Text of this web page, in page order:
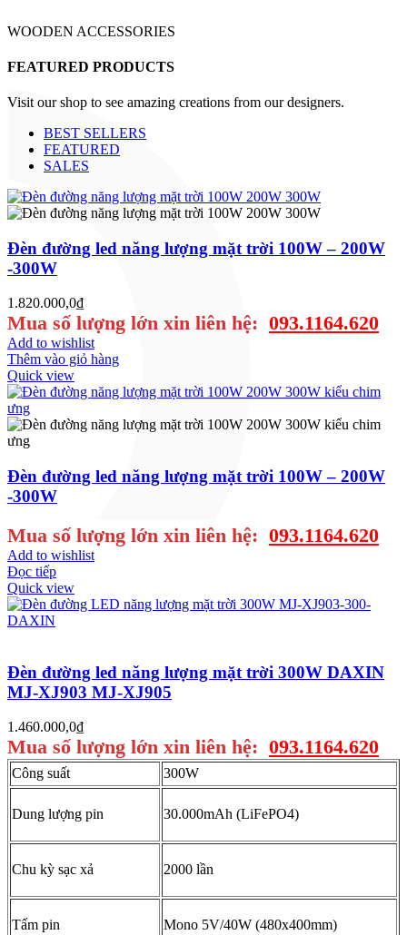
WOODEN ACCESSORIES
FEATURED PRODUCTS
Visit our shop to see amazing creations from our designers.
BEST SELLERS
FEATURED
SALES
Đèn đường led năng lượng mặt trời 100W – 200W
-300W
1.820.000,0₫
Mua số lượng lớn xin liên hệ: 093.1164.620
Add to wishlist
Thêm vào giỏ hàng
Quick view
Đèn đường led năng lượng mặt trời 100W – 200W
-300W
Mua số lượng lớn xin liên hệ: 093.1164.620
Add to wishlist
Đọc tiếp
Quick view
Đèn đường led năng lượng mặt trời 300W DAXIN
MJ-XJ903 MJ-XJ905
1.460.000,0₫
Mua số lượng lớn xin liên hệ: 093.1164.620
Công suất 300W
Dung lượng pin 30.000mAh (LiFePO4)
Chu kỳ sạc xả 2000 lần
Tấm pin Mono 5V/40W (480x400mm)